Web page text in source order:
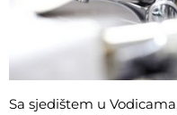
Sa sjedištem u